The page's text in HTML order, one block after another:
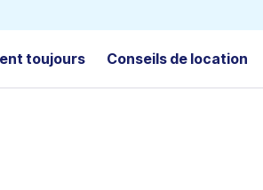
toujours Conseils de location